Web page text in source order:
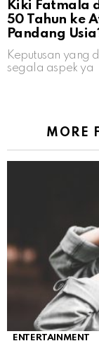
Kiki Fatmala
50 Tahun ke
Pandang
Keputusan yang
segala aspek ya
MORE
ENTERTAINMENT